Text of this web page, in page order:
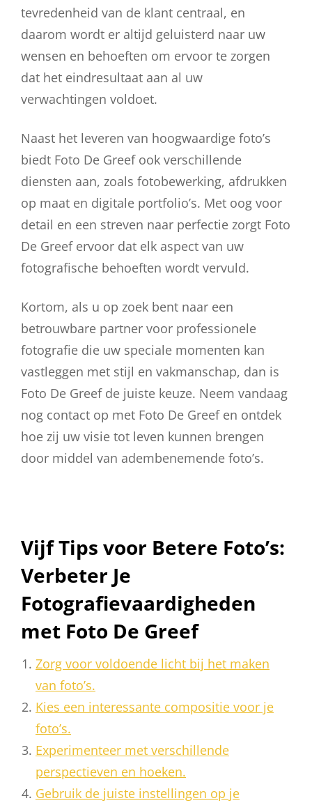
tevredenheid van de klant centraal, en
daarom wordt er altijd geluisterd naar uw
wensen en behoeften om ervoor te zorgen
dat het eindresultaat aan al uw
verwachtingen voldoet.
Naast het leveren van hoogwaardige foto’s
biedt Foto De Greef ook verschillende
diensten aan, zoals fotobewerking, afdrukken
op maat en digitale portfolio’s. Met oog voor
detail en een streven naar perfectie zorgt Foto
De Greef ervoor dat elk aspect van uw
fotografische behoeften wordt vervuld.
Kortom, als u op zoek bent naar een
betrouwbare partner voor professionele
fotografie die uw speciale momenten kan
vastleggen met stijl en vakmanschap, dan is
Foto De Greef de juiste keuze. Neem vandaag
nog contact op met Foto De Greef en ontdek
hoe zij uw visie tot leven kunnen brengen
door middel van adembenemende foto’s.
Vijf Tips voor Betere Foto’s:
Verbeter Je
Fotografievaardigheden
met Foto De Greef
Zorg voor voldoende licht bij het maken
van foto’s.
Kies een interessante compositie voor je
foto’s.
Experimenteer met verschillende
perspectieven en hoeken.
Gebruik de juiste instellingen op je